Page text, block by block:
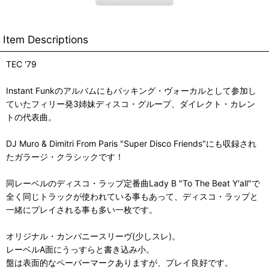
Item Descriptions
TEC '79
Instant Funkのアルバムにもバッキング・ヴォーカルとして参加し
ていたフィリー発3姉妹ディスコ・グループ、ダイレクト・カレン
トの代表曲。
DJ Muro & Dimitri From Paris "Super Disco Friends"にも収録され
たガラージ・クラシックです！
同レーベルのディスコ・ラップ定番曲Lady B "To The Beat Y'all"で
全く同じトラックが使われている事もあって、ディスコ・ラップと
一緒にプレイされる事も多い一枚です。
オリジナル・カンパニースリーヴ(少しスレ)。
レーベルA面にうっすらと書き込み小。
盤は表面的なペーパーマークありますが、プレイ良好です。